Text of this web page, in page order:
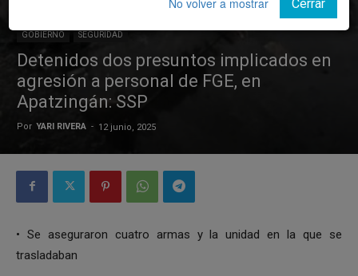
GOBIERNO SEGURIDAD
Detenidos dos presuntos implicados en
agresión a personal de FGE, en
Apatzingán: SSP
Por YARI RIVERA - 12 junio, 2025
• Se aseguraron cuatro armas y la unidad en la que se
trasladaban
No volver a mostrar Cerrar